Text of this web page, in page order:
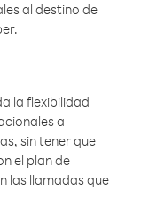
al destino de
la flexibilidad
a
sin tener que
el plan de
las llamadas que